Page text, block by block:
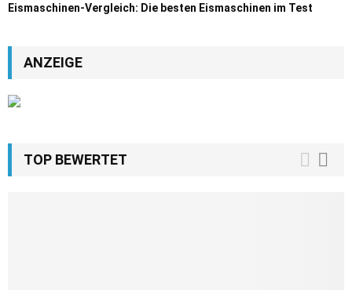
Eismaschinen-Vergleich: Die besten Eismaschinen im Test
ANZEIGE
TOP BEWERTET